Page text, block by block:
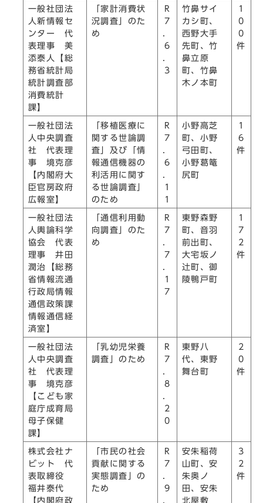
一般社団法
人新情報セ
ンター 代
表理事 美
添泰人【総
務省統計局
統計調査部
消費統計
課】
「家計消費状
況調査」のた
め
R
7
．
6
．
3
竹鼻サイ
カシ町、
西野大手
先町、竹
鼻立原
町、竹鼻
木ノ本町
1
0
0
件
一般社団法
人中央調査
社 代表理
事 境克彦
【内閣府大
臣官房政府
広報室】
「移植医療に
関する世論調
査」及び「情
報通信機器の
利活用に関す
る世論調査」
のため
R
7
．
6
．
1
1
小野高芝
町、小野
弓田町、
小野葛篭
尻町
1
6
件
一般社団法
人輿論科学
協会 代表
理事 井田
潤治【総務
省情報流通
行政局情報
通信政策課
情報通信経
済室】
「通信利用動
向調査」のた
め
R
7
．
7
．
1
7
東野森野
町、音羽
前出町、
大宅坂ノ
辻󠄀町、御
陵鴨戸町
1
7
2
件
一般社団法
人中央調査
社 代表理
事 境克彦
【こども家
庭庁成育局
母子保健
課】
「乳幼児栄養
調査」のため
R
7
．
8
．
2
0
東野八
代、東野
舞台町
2
0
件
株式会社ナ
ビット 代
表取締役
福井泰代
【内閣府政
「市民の社会
貢献に関する
実態調査」の
ため
R
7
．
9
．
安朱稲荷
山町、安
朱奥ノ
田、安朱
北屋敷
3
2
件